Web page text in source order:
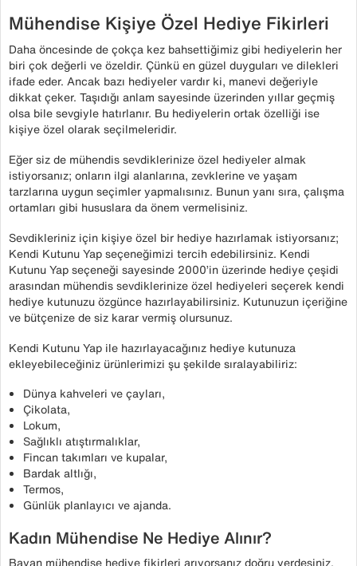
Mühendise Kişiye Özel Hediye Fikirleri
Daha öncesinde de çokça kez bahsettiğimiz gibi hediyelerin her
biri çok değerli ve özeldir. Çünkü en güzel duyguları ve dilekleri
ifade eder. Ancak bazı hediyeler vardır ki, manevi değeriyle
dikkat çeker. Taşıdığı anlam sayesinde üzerinden yıllar geçmiş
olsa bile sevgiyle hatırlanır. Bu hediyelerin ortak özelliği ise
kişiye özel olarak seçilmeleridir.
Eğer siz de mühendis sevdiklerinize özel hediyeler almak
istiyorsanız; onların ilgi alanlarına, zevklerine ve yaşam
tarzlarına uygun seçimler yapmalısınız. Bunun yanı sıra, çalışma
ortamları gibi hususlara da önem vermelisiniz.
Sevdikleriniz için kişiye özel bir hediye hazırlamak istiyorsanız;
Kendi Kutunu Yap seçeneğimizi tercih edebilirsiniz. Kendi
Kutunu Yap seçeneği sayesinde 2000’in üzerinde hediye çeşidi
arasından mühendis sevdiklerinize özel hediyeleri seçerek kendi
hediye kutunuzu özgünce hazırlayabilirsiniz. Kutunuzun içeriğine
ve bütçenize de siz karar vermiş olursunuz.
Kendi Kutunu Yap ile hazırlayacağınız hediye kutunuza
ekleyebileceğiniz ürünlerimizi şu şekilde sıralayabiliriz:
Dünya kahveleri ve çayları,
Çikolata,
Lokum,
Sağlıklı atıştırmalıklar,
Fincan takımları ve kupalar,
Bardak altlığı,
Termos,
Günlük planlayıcı ve ajanda.
Kadın Mühendise Ne Hediye Alınır?
Bayan mühendise hediye fikirleri arıyorsanız doğru yerdesiniz.